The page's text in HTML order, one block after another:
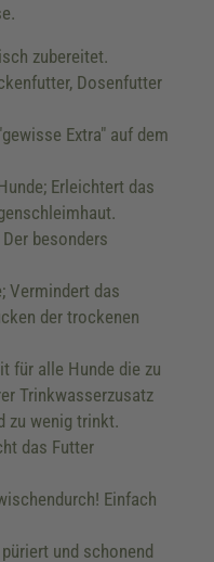
zubereitet.
Dosenfutter
Extra" auf dem
Erleichtert das
besonders
Vermindert das
der trockenen
für alle Hunde die zu
Trinkwasserzusatz
zu wenig trinkt.
das Futter
Einfach
und schonend